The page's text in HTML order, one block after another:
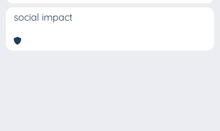
social impact